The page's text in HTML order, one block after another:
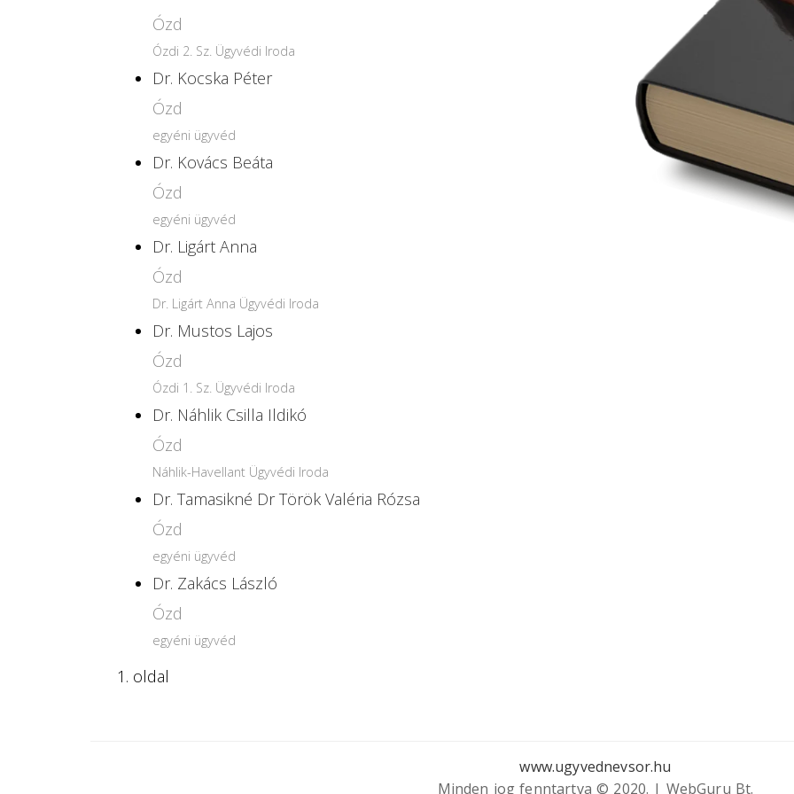
Ózd
Ózdi 2. Sz. Ügyvédi Iroda
Dr. Kocska Péter
Ózd
egyéni ügyvéd
Dr. Kovács Beáta
Ózd
egyéni ügyvéd
Dr. Ligárt Anna
Ózd
Dr. Ligárt Anna Ügyvédi Iroda
Dr. Mustos Lajos
Ózd
Ózdi 1. Sz. Ügyvédi Iroda
Dr. Náhlik Csilla Ildikó
Ózd
Náhlik-Havellant Ügyvédi Iroda
Dr. Tamasikné Dr Török Valéria Rózsa
Ózd
egyéni ügyvéd
Dr. Zakács László
Ózd
egyéni ügyvéd
1. oldal
www.ugyvednevsor.hu
Minden jog fenntartva © 2020. | WebGuru Bt.